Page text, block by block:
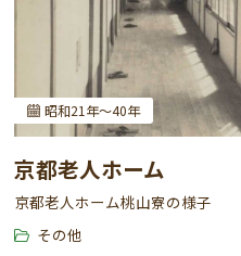
昭和21年～40年
京都老人ホーム
京都老人ホーム桃山寮の様子
その他